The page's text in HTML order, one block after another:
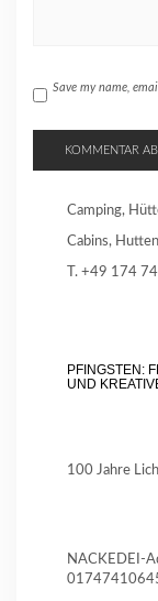
Save my name,
Camping,
Cabins, Hutten
T. +49 174
PFINGSTEN:
UND
100 Jahre
NACKEDEI-